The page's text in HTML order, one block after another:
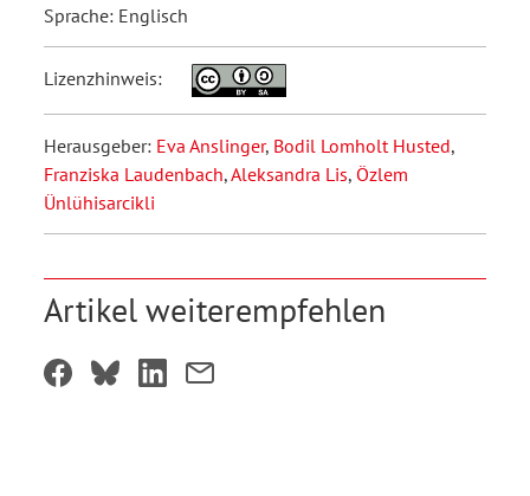
Sprache: Englisch
Lizenzhinweis:
Herausgeber: Eva Anslinger, Bodil Lomholt Husted,
Franziska Laudenbach,Aleksandra Lis, Özlem
Ünlühisarcikli
Artikel weiterempfehlen